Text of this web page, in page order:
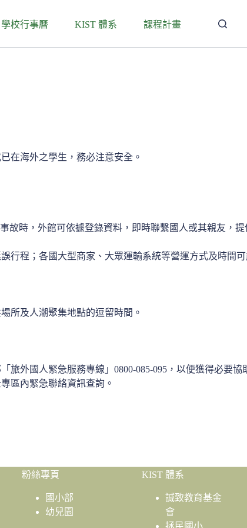
學校行事曆 KIST 體系 課程計畫
在海外之學生，務必注意安全。
故時，外館可依據登錄資料，即時聯繫國人或其親友，提
程；各國大型商家、大眾運輸系統等營運方式及時間
所及人潮聚集地點的逗留時間。
外國人緊急服務專線」0800-085-095，以便獲得必要
區內緊急聯絡資訊查詢。
粉絲專頁
國小部
幼兒園
KIST 體系
誠致教育基金
會
拯民國小